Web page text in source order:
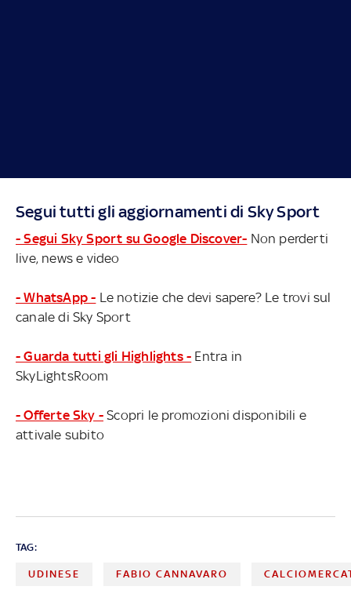
Segui tutti gli aggiornamenti di Sky Sport
- Segui Sky Sport su Google Discover- Non perderti
live, news e video
- WhatsApp - Le notizie che devi sapere? Le trovi sul
canale di Sky Sport
- Guarda tutti gli Highlights - Entra in
SkyLightsRoom
- Offerte Sky - Scopri le promozioni disponibili e
attivale subito
TAG:
UDINESE FABIO CANNAVARO